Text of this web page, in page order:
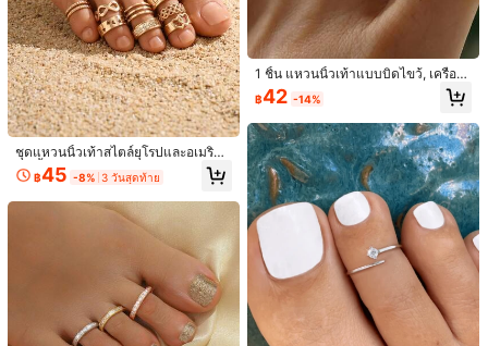
1 ชิ้น แหวนนิ้วเท้าประดับเพชรเทียมรูป
หางนางเงือกและโลมาสีทอง เหมาะสำ
หรับผู้หญิงเล่นชายหาด ของขวัญสำหรั
บแม่
เหลือแค่2ชิ้น
22 -24%
10 ชิ้น เซ็ตเครื่องประดับนิ้วเท้าแบบปรั
บขนาดได้ โลหะสไตล์วินเทจ สำหรับผู้ห
ญิง
฿33 -15% โดยประมาณ
ชุดแหวนนิ้วเท้าสไตล์ยุโรปและอเมริกัน
10 ชิ้น แบบซ้อนได้ ลายวินเทจเรขาค
ณิต ดาว ดอกไม้ และหัวใจ
฿45 -8% 3 วันสุดท้าย
1 ชิ้น แหวนนิ้วเท้าแบบบิดไขว้, เครื่อง
ประดับเท้าแบบปรับได้หรูหรา เหมาะ
สำหรับผู้ชายและผู้หญิง, ของตกแต่งสำ
หรับสวมใส่ในชีวิตประจำวันและงานป
าร์ตี้, ของขวัญวันวาเลนไทน์, ทุกฤดู
฿42 -14%